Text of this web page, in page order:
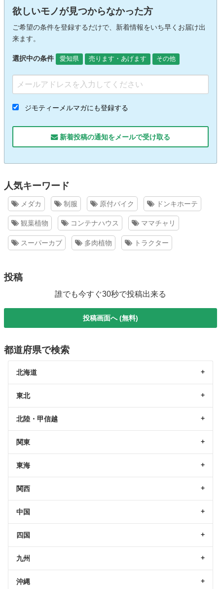
欲しいモノが見つからなかった方
ご希望の条件を登録するだけで、新着情報をいち早くお届け出
来ます。
選択中の条件 愛知県 売ります・あげます その他
ジモティーメルマガにも登録する
新着投稿の通知をメールで受け取る
人気キーワード
メダカ 制服 原付バイク ドンキホーテ
観葉植物 コンテナハウス ママチャリ
スーパーカブ 多肉植物 トラクター
投稿
誰でも今すぐ30秒で投稿出来る
投稿画面へ (無料)
都道府県で検索
北海道
東北
北陸・甲信越
関東
東海
関西
中国
四国
九州
沖縄